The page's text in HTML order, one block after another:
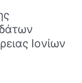
Ιονίων